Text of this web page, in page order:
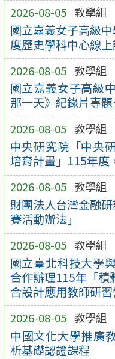
2026-08-05 教學組
國立嘉義女子高級
度歷史學科中心線
2026-08-05 教學組
國立嘉義女子高級
那一天》紀錄片專
2026-08-05 教學組
中央研究院「中央
培育計畫」115年度
2026-08-05 教學組
財團法人台灣金融
賽活動辦法」
2026-08-05 教學組
國立臺北科技大學
合作辦理115年「積
合設計應用教師研
2026-08-05 教學組
中國文化大學推廣
析基礎認證課程